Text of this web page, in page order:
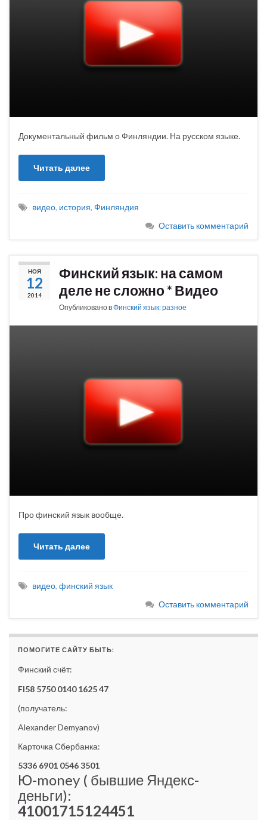
Документальный фильм о Финляндии. На русском языке.
Читать далее
видео, история, Финляндия
Оставить комментарий
НОЯ
12
2014
Финский язык: на самом
деле не сложно * Видео
Опубликовано вФинский язык: разное
Про финский язык вообще.
Читать далее
видео, финский язык
Оставить комментарий
ПОМОГИТЕ САЙТУ БЫТЬ:
Финский счёт:
FI58 5750 0140 1625 47
(получатель:
Alexander Demyanov)
Карточка Сбербанка:
5336 6901 0546 3501
Ю-money ( бывшие Яндекс-
деньги):
41001715124451